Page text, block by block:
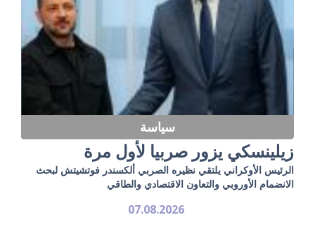
سياسة
زيلينسكي يزور صربيا لأول مرة
الرئيس الأوكراني يلتقي نظيره الصربي ألكسندر فوتشيتش لبحث
الانضمام الأوروبي والتعاون الاقتصادي والطاقي
07.08.2026